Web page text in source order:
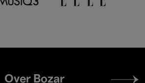
Footer
Over Bozar